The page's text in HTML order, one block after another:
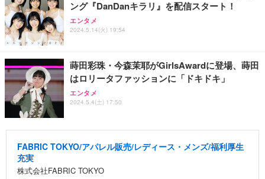
ング『DanDanキラリ』を配信スタート！
エンタメ
2024.5.14(火) 19:54
蒔田彩珠・今森茉耶がGirlsAwardに登場、蒔田
はロリータファッションに「ドキドキ」
エンタメ
2024.5.4(土) 17:50
FABRIC TOKYO/アパレル販売/レディース・メンズ/福利厚生
充実
株式会社FABRIC TOKYO